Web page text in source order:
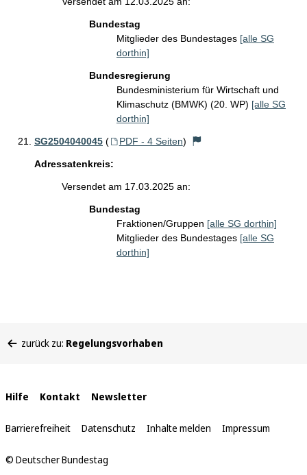
Bundestag
Mitglieder des Bundestages [alle SG
dorthin]
Bundesregierung
Bundesministerium für Wirtschaft und
Klimaschutz (BMWK) (20. WP) [alle SG
dorthin]
SG2504040045 ( PDF - 4 Seiten)
Adressatenkreis:
Versendet am 17.03.2025 an:
Bundestag
Fraktionen/Gruppen [alle SG dorthin]
Mitglieder des Bundestages [alle SG
dorthin]
befinden
zurück zu: Regelungsvorhaben
Interne
Links
Hilfe Kontakt Newsletter
Barrierefreiheit Datenschutz Inhalte melden Impressum
© Deutscher Bundestag